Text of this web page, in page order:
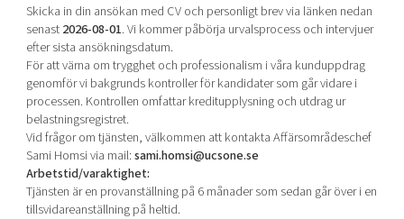
Skicka in din ansökan med CV och personligt brev via länken nedan
senast2026‑08-01. Vi kommer påbörja urvalsprocess och intervjuer
efter sista ansökningsdatum.
För att värna om trygghet och professionalism i våra kunduppdrag
genomför vi bakgrunds kontroller för kandidater som går vidare i
processen. Kontrollen omfattar kreditupplysning och utdrag ur
belastningsregistret.
Vid frågor om tjänsten, välkommen att kontakta Affärsområdeschef
Sami Homsi via mail:sami.homsi@ucsone.se
Arbetstid/varaktighet:
Tjänsten är en provanställning på 6 månader som sedan går över i en
tillsvidareanställning på heltid.